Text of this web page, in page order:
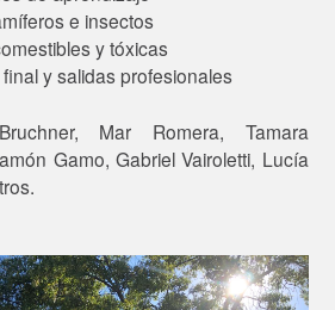
e insectos
y tóxicas
y salidas profesionales
Mar Romera, Tamara
Gamo, Gabriel Vairoletti, Lucía